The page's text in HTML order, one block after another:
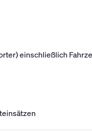
einschließlich